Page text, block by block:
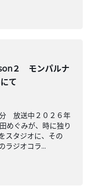
２ モンパルナ
て
放送中２０２６年
めぐみが、時に独り
スタジオに、その
ラジオコラ...